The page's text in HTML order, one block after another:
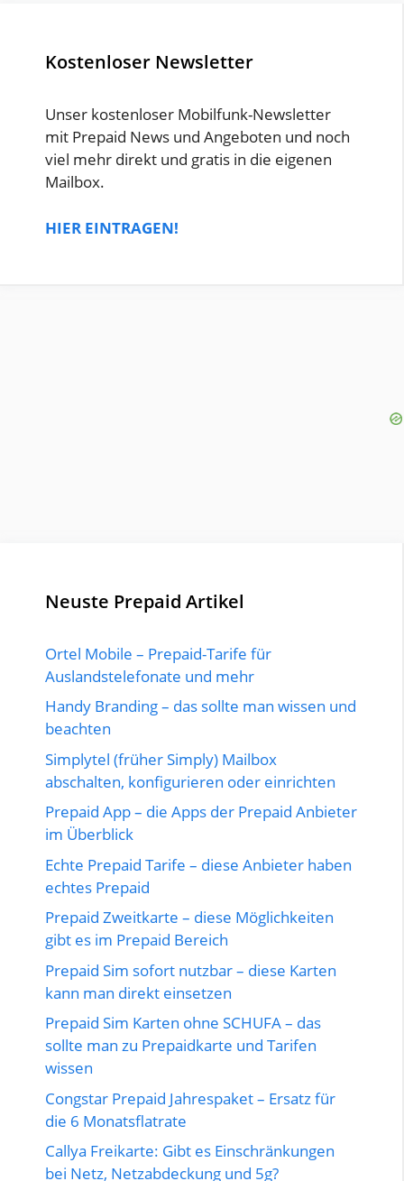
Kostenloser Newsletter
Unser kostenloser Mobilfunk-Newsletter
mit Prepaid News und Angeboten und noch
viel mehr direkt und gratis in die eigenen
Mailbox.
HIER EINTRAGEN!
Neuste Prepaid Artikel
Ortel Mobile – Prepaid-Tarife für
Auslandstelefonate und mehr
Handy Branding – das sollte man wissen und
beachten
Simplytel (früher Simply) Mailbox
abschalten, konfigurieren oder einrichten
Prepaid App – die Apps der Prepaid Anbieter
im Überblick
Echte Prepaid Tarife – diese Anbieter haben
echtes Prepaid
Prepaid Zweitkarte – diese Möglichkeiten
gibt es im Prepaid Bereich
Prepaid Sim sofort nutzbar – diese Karten
kann man direkt einsetzen
Prepaid Sim Karten ohne SCHUFA – das
sollte man zu Prepaidkarte und Tarifen
wissen
Congstar Prepaid Jahrespaket – Ersatz für
die 6 Monatsflatrate
Callya Freikarte: Gibt es Einschränkungen
bei Netz, Netzabdeckung und 5g?